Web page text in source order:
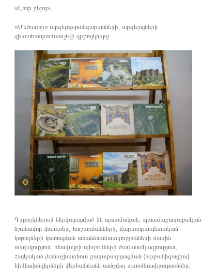
«Լոռի բերդ»,
«Մեծամոր» արգելոց-թանգարանների, արգելոցների
գիտահանրամատչելի գրքույկները:
Գրքույկներում ներկայացված են պատմական, պատմաքաղաքական
նշանավոր փաստեր, հուշարձանների, ճարտարապետական
կոթողների կառուցման առանձնահատկությունների մասին
տեղեկություն, հնավայրի պեղումների ժամանակագրություն,
Հայկական լեռնաշխարհում քաղաքագոյացման (ուրբանիզացիա)
հիմնախնդիրների վերհանմանն առնչվող ուսումնասիրություններ։